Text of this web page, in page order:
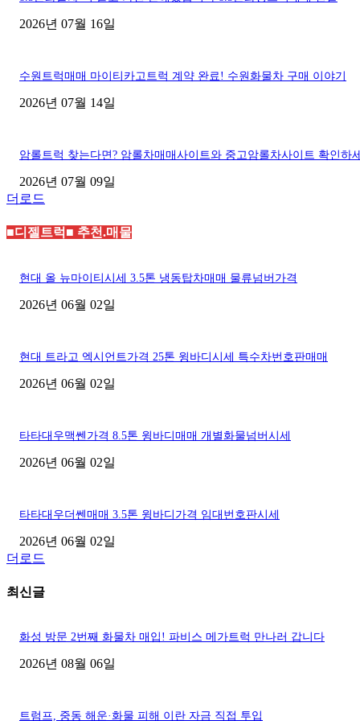
2026년 07월 16일
수원트럭매매 마이티카고트럭 계약 완료! 수원화물차 구매 이야기
2026년 07월 14일
암롤트럭 찾는다면? 암롤차매매사이트와 중고암롤차사이트 확인하
2026년 07월 09일
더로드
■디젤트럭■ 추천.매물
현대 올 뉴마이티시세 3.5톤 냉동탑차매매 물류넘버가격
2026년 06월 02일
현대 트라고 엑시언트가격 25톤 윙바디시세 특수차번호판매매
2026년 06월 02일
타타대우맥쎈가격 8.5톤 윙바디매매 개별화물넘버시세
2026년 06월 02일
타타대우더쎈매매 3.5톤 윙바디가격 임대번호판시세
2026년 06월 02일
더로드
최신글
화성 방문 2번째 화물차 매입! 파비스 메가트럭 만나러 갑니다
2026년 08월 06일
트럼프, 중동 해운·화물 피해 이란 자금 직접 투입